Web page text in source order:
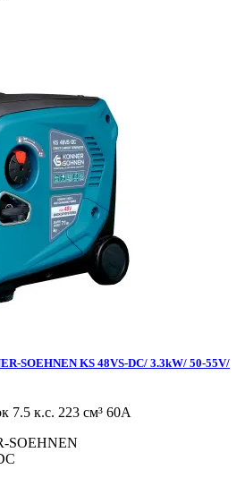
SOEHNEN KS 48VS-DC/ 3.3kW/ 50-55V/
7.5 к.с. 223 см³ 60А
SOEHNEN